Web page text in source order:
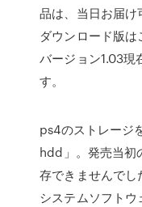
品は、当日お届け
ダウンロード版は
バージョン1.03現
す。
ps4のストレージ
hdd」。発売当初
存できませんでし
システムソフト